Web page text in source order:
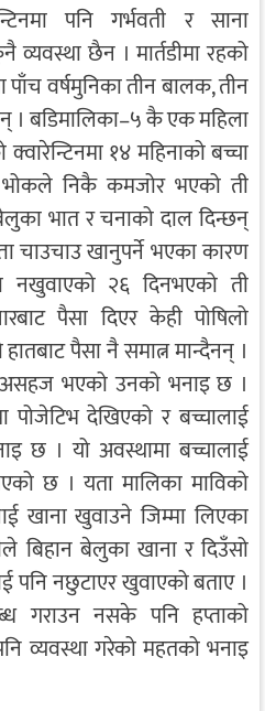
पनि गर्भवती र साना
व्यवस्था छैन । मार्तडीमा रहको
पाँच वर्षमुनिका तीन बालक, तीन
। बडिमालिका–५ कै एक महिला
१४ महिनाको बच्चा
निकै कमजोर भएको ती
भात र चनाको दाल दिन्छन्
चाउचाउ खानुपर्ने भएका कारण
नखुवाएको २६ दिनभएको ती
पैसा दिएर केही पोषिलो
पैसा नै समात्न मान्दैनन् ।
भएको उनको भनाइ छ ।
पोजेटिभ देखिएको र बच्चालाई
छ । यो अवस्थामा बच्चालाई
छ । यता मालिका माविको
खाना खुवाउने जिम्मा लिएका
बिहान बेलुका खाना र दिउँसो
नछुटाएर खुवाएको बताए ।
गराउन नसके पनि हप्ताको
व्यवस्था गरेको महतको भनाइ